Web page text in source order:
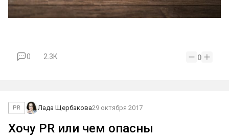
0 2.3K 0
PR Лада Щербакова29 октября 2017
Хочу PR или чем опасны